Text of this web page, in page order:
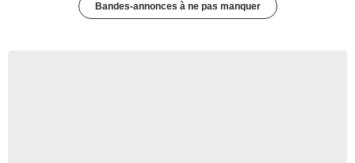
Bandes-annonces à ne pas manquer